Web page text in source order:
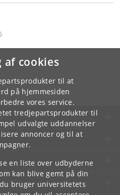
af cookies
til at
på hjemmesiden
vores service.
tredjepartsprodukter til
udvalgte uddannelser
annoncer og til at
en liste over udbyderne
kan blive gemt på din
bruger universitetets